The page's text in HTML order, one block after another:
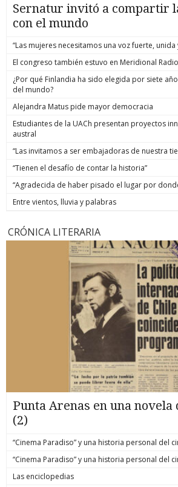
Sernatur invitó a compartir
con el mundo
“Las mujeres necesitamos una voz fuerte, unida
El congreso también estuvo en Meridional Radio
¿Por qué Finlandia ha sido elegida por siete
del mundo?
Alejandra Matus pide mayor democracia
Estudiantes de la UACh presentan proyectos
austral
“Las invitamos a ser embajadoras de nuestra
“Tienen el desafío de contar la historia”
“Agradecida de haber pisado el lugar por
Entre vientos, lluvia y palabras
CRÓNICA LITERARIA
Punta Arenas en una novela
(2)
“Cinema Paradiso” y una historia personal del
“Cinema Paradiso” y una historia personal del
Las enciclopedias